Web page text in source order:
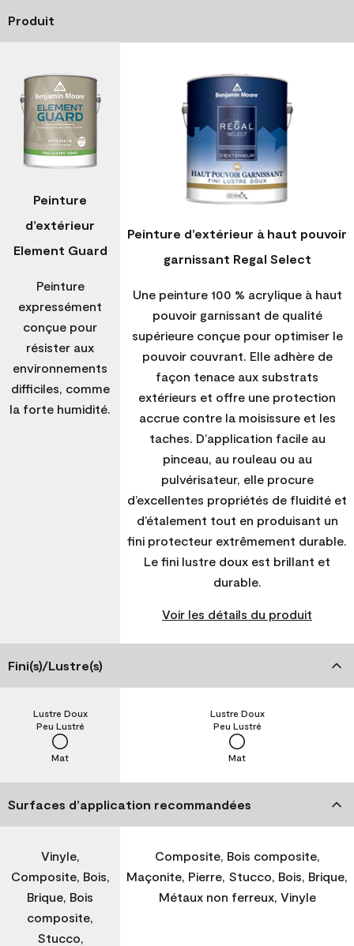
Produit
Peinture
d’extérieur
Element Guard
Peinture
expressément
conçue pour
résister aux
environnements
difficiles, comme
la forte humidité.
Peinture d’extérieur à haut pouvoir
garnissant Regal Select
Une peinture 100 % acrylique à haut
pouvoir garnissant de qualité
supérieure conçue pour optimiser le
pouvoir couvrant. Elle adhère de
façon tenace aux substrats
extérieurs et offre une protection
accrue contre la moisissure et les
taches. D’application facile au
pinceau, au rouleau ou au
pulvérisateur, elle procure
d’excellentes propriétés de fluidité et
d’étalement tout en produisant un
fini protecteur extrêmement durable.
Le fini lustre doux est brillant et
durable.
Voir les détails du produit
Fini(s)/Lustre(s)
Mat
Peu Lustré
Lustre Doux
Mat
Peu Lustré
Lustre Doux
Surfaces d’application recommandées
Vinyle,
Composite, Bois,
Brique, Bois
composite,
Stucco,
Composite, Bois composite,
Maçonite, Pierre, Stucco, Bois, Brique,
Métaux non ferreux, Vinyle